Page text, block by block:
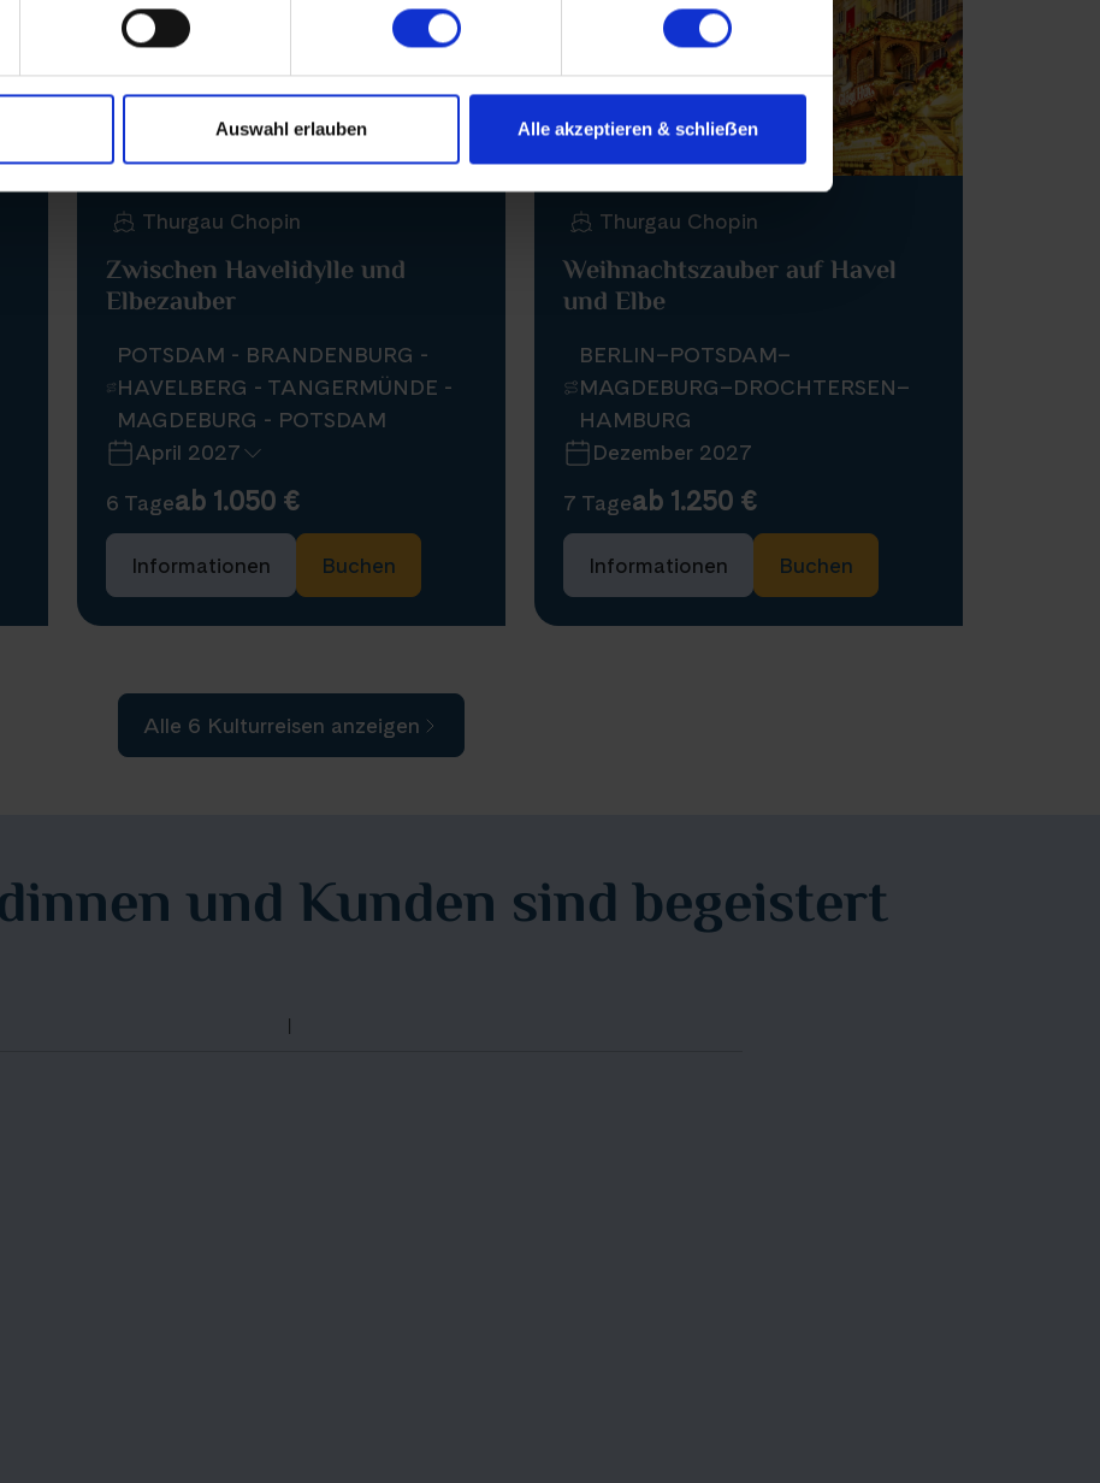
Auswahl erlauben Alle akzeptieren & schlieẞen
Thurgau Chopin
Zwischen Havelidylle und
Elbezauber
POTSDAM - BRANDENBURG -
HAVELBERG - TANGERMÜNDE -
MAGDEBURG - POTSDAM
April 2027
6 Tageab 1.050 €
Informationen Buchen
Thurgau Chopin
Weihnachtszauber auf Havel
und Elbe
BERLIN–POTSDAM–
MAGDEBURG–DROCHTERSEN–
HAMBURG
Dezember 2027
7 Tageab 1.250 €
Informationen Buchen
Alle 6 Kulturreisen anzeigen
und Kunden sind begeistert
Nächste Reisedaten
6 April 2027
11 April 2027